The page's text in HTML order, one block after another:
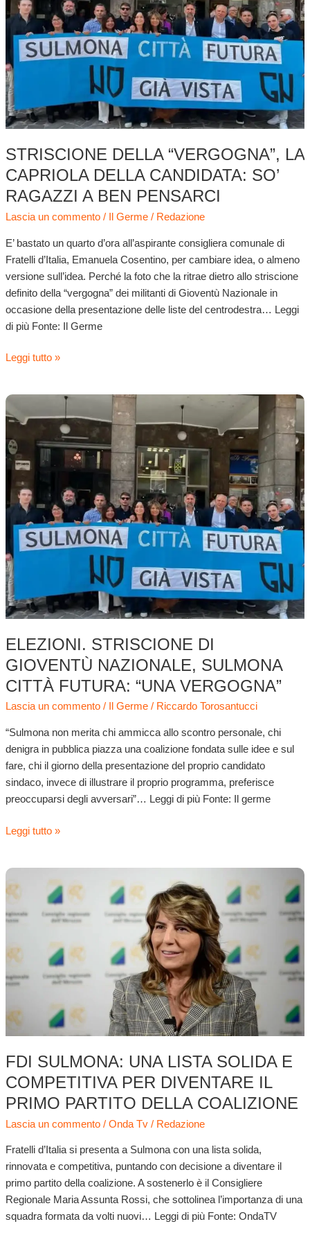
STRISCIONE DELLA “VERGOGNA”, LA
CAPRIOLA DELLA CANDIDATA: SO’
RAGAZZI A BEN PENSARCI
Lascia un commento / Il Germe/ Redazione
E’ bastato un quarto d’ora all’aspirante consigliera comunale di
Fratelli d’Italia, Emanuela Cosentino, per cambiare idea, o almeno
versione sull’idea. Perché la foto che la ritrae dietro allo striscione
definito della “vergogna” dei militanti di Gioventù Nazionale in
occasione della presentazione delle liste del centrodestra… Leggi
di più Fonte: Il Germe
candidata:
so’
ragazzi
a
ben
pensarci
Leggi tutto »
ELEZIONI. STRISCIONE DI
GIOVENTÙ NAZIONALE, SULMONA
CITTÀ FUTURA: “UNA VERGOGNA”
Lascia un commento / Il Germe/ Riccardo Torosantucci
“Sulmona non merita chi ammicca allo scontro personale, chi
denigra in pubblica piazza una coalizione fondata sulle idee e sul
fare, chi il giorno della presentazione del proprio candidato
sindaco, invece di illustrare il proprio programma, preferisce
preoccuparsi degli avversari”… Leggi di più Fonte: Il germe
Elezioni.
Striscione
di
Gioventù
nazionale,
Sulmona
città
futura:
“Una
vergogna”
Leggi tutto »
FDI SULMONA: UNA LISTA SOLIDA E
COMPETITIVA PER DIVENTARE IL
PRIMO PARTITO DELLA COALIZIONE
Lascia un commento / Onda Tv/ Redazione
Fratelli d’Italia si presenta a Sulmona con una lista solida,
rinnovata e competitiva, puntando con decisione a diventare il
primo partito della coalizione. A sostenerlo è il Consigliere
Regionale Maria Assunta Rossi, che sottolinea l’importanza di una
squadra formata da volti nuovi… Leggi di più Fonte: OndaTV
FdI
Sulmona:
lista
e
competitiva
diventare
il
partito
della
coalizione